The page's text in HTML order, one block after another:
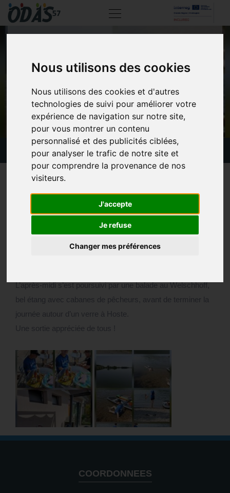
Nous utilisons des cookies
Nous utilisons des cookies et d'autres
technologies de suivi pour améliorer votre
expérience de navigation sur notre site,
pour vous montrer un contenu
personnalisé et des publicités ciblées,
pour analyser le trafic de notre site et
pour comprendre la provenance de nos
visiteurs.
J'accepte
Je refuse
Changer mes préférences
SORTIE ESTIVALE
Actualités Sortie estivale
13 août 2025
Grundviller, finaliste de « La Meilleure Boulangerie du Grand
Est », où de savoureux sandwichs ont été préparés pour le
L’après-midi s’est poursuivi par une balade au Welschhoff,
bel étang avec cabanes de pêcheurs, avant de terminer la
journée autour d’un verre à Hoste.
Une sortie appréciée de tous !
COORDONNEES